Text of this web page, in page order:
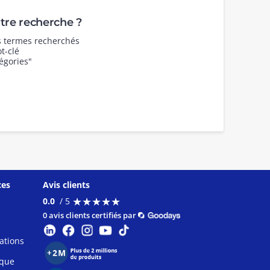
recherche ?
recherchés
clé
Avis clients
0.0 / 5 ★★★★★
★★★★★
0 avis clients certifiés par